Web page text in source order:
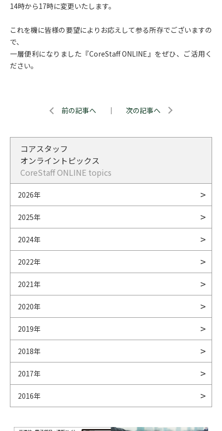
14時から17時に変更いたします。
これを機に皆様の要望によりお応えして参る所存でございますの
で、
一層便利になりました 『CoreStaff ONLINE』をぜひ、ご活用く
ださい。
前の記事へ ｜ 次の記事へ
コアスタッフ
オンライントピックス
CoreStaff ONLINE topics
2026年
2025年
2024年
2022年
2021年
2020年
2019年
2018年
2017年
2016年